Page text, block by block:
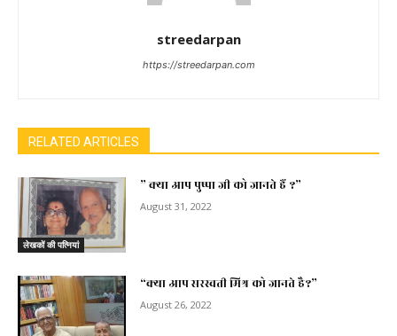
streedarpan
https://streedarpan.com
RELATED ARTICLES
लेखकों की पत्नियां
” क्या आप पुष्पा जी को जानते हैं ?”
August 31, 2022
“क्या आप सरस्वती मिश्र को जानते है?”
August 26, 2022